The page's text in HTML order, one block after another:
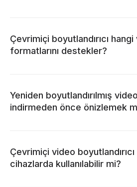
Çevrimiçi boyutlandırıcı
formatlarını destekler?
Yeniden boyutlandırılmış
indirmeden önce önizlemek
Çevrimiçi video
cihazlarda kullanılabilir mi?